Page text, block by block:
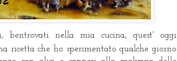
nella mia cucina, quest' oggi
ricetta che ho sperimentato qualche giorno